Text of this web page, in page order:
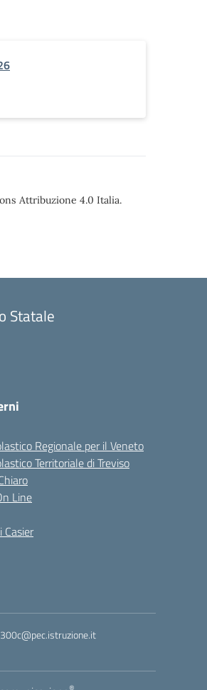
Attribuzione 4.0 Italia.
Statale
Regionale per il Veneto
Territoriale di Treviso
Line
Casier